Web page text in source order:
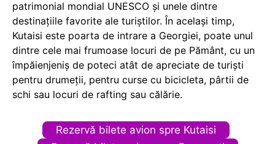
patrimonial mondial UNESCO și unele dintre
destinațiile favorite ale turiștilor. În același timp,
Kutaisi este poarta de intrare a Georgiei, poate unul
dintre cele mai frumoase locuri de pe Pământ, cu un
împăienjeniș de poteci atât de apreciate de turiști
pentru drumeții, pentru curse cu bicicleta, pârtii de
schi sau locuri de rafting sau călărie.
Rezervă bilete avion spre Kutaisi